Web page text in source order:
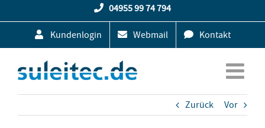
Inhalt
04955 99 74 794
Kundenlogin Webmail Kontakt
Zurück Vor